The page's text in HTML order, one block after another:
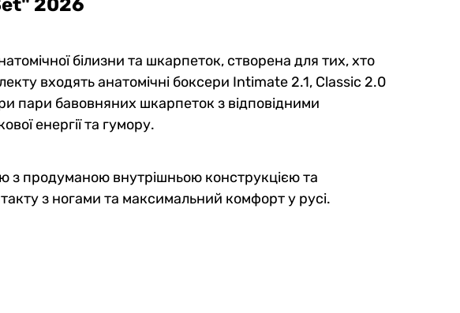
2026
білизни та шкарпеток, створена для тих, хто
входять анатомічні боксери Intimate 2.1, Classic 2.0
пари бавовняних шкарпеток з відповідними
енергії та гумору.
з продуманою внутрішньою конструкцією та
з ногами та максимальний комфорт у русі.